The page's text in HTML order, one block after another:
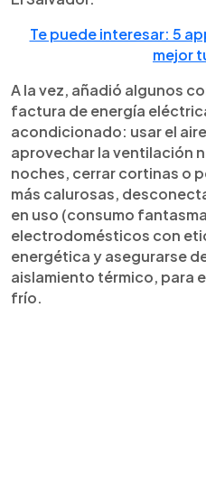
Te puede interesar: 5
mejor
A la vez, añadió algunos
factura de energía
acondicionado: usar el
aprovechar la ventilación
noches, cerrar cortinas o
más calurosas,
en uso (consumo
electrodomésticos con
energética y asegurarse
aislamiento térmico, para
frío.